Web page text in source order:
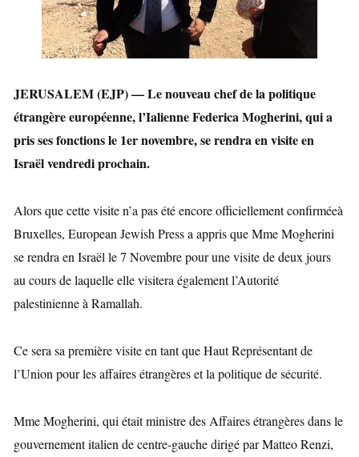
JERUSALEM (EJP) — Le nouveau chef de la politique
étrangère européenne, l’Ialienne Federica Mogherini, qui a
pris ses fonctions le 1er novembre, se rendra en visite en
Israël vendredi prochain.
Alors que cette visite n’a pas été encore officiellement confirméeà
Bruxelles, European Jewish Press a appris que Mme Mogherini
se rendra en Israël le 7 Novembre pour une visite de deux jours
au cours de laquelle elle visitera également l’Autorité
palestinienne à Ramallah.
Ce sera sa première visite en tant que Haut Représentant de
l’Union pour les affaires étrangères et la politique de sécurité.
Mme Mogherini, qui était ministre des Affaires étrangères dans le
gouvernement italien de centre-gauche dirigé par MatteoRenzi,